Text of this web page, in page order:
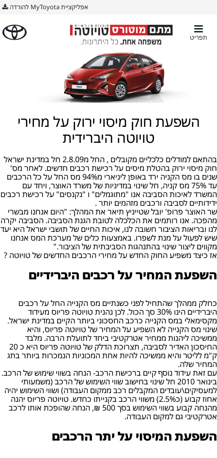
אפליקציית MyToyota להורדה
תפריט
השפעת חוק מיסוי ירוק על מחירי
טויוטה היברידית
בהתאם למודלים כלכליים מקובלים , החל מ2.8.09 חל במדינת ישראל
חוק מיסוי ירוק בהטלת מיסים על רכישת רכבים חדשים. לאחר מס'
שנים בו מס הקניה ירד באופן ליניארי מ94% מס החל על כל הרכבים
עד 75% מס קניה, חל שינוי במדיניות של משרד האוצר, ויחד עם
המשרד לאיכות הסביבה אנו "מתוגמלים" ו "נקנסים" על רכישת רכבים
ידידותיים לסביבה ורכבים מזהמים יותר .
שר האוצר פרופ' יובל שטייניץ תיאר את המהלך: "היום אנחנו מבשרי
מהפכה. אנו רותמים את הכלכלה לטובת הגנת הסביבה. הסביבה יקרה
לנו ובריאות הציבור חשובה לנו, איכות החיים של תושבי ישראל היא יעד
שיש לפעול על מנת לשפרו. באמצעות כלים של מערכת המס אנחנו
מקווים ליצור שינוי בהתנהגות הסביבתית של הציבור."
אז כיצד משפיע החוק החדש על מחירי הרכבים החדשים של טויוטה ?
השפעת המחיר על רכבים היברידיים
כחלק ממהלך שהתחיל לפני כשנתיים מס הקנייה החל על רכבים
היברידיים הינו 30% סך הכול. לכן נהנית טויוטה פריוס מעידוד
מקסימאלי במס הקנייה כרכב החסכוני ביותר הקיים במדינת ישראל.
שינוי מס הקנייה לא השפיע על המחיר של טויוטה פריוס, והיא
ממשיכה ליהנות ממחיר אטרקטיבי ביחד לתועלת הרבה. מלבד
החיסכון האדיר לסביבה, תצרוכת הדלק של טויוטה פריוס היא כ 20
ק"מ לליטר והיא ממשיכה להיות אחת המכוניות הנמכרות ביותר בתג
המחיר שלה.
עם זאת עידוד נוסף קיים ברכישת הרכב- הנחה בשווי שימוש של הרכב.
בינואר 2010 חל שינוי בחישוב שווי השימוש של הרכב (משמעותי
למעסיקים\עובדים המקבלים רכב ממקום העבודה) ושווי השימוש יהיה
אחוז קבוע (כ2.5%) משווי הרכב בקנייתו כחדש. טויוטה פריוס יהנה
מהנחה קבוע בשווי השימוש בסך 500 ₪, הנחה שהופכת אותו לרכב
אטרקטיבי גם למקום העבודה.
השפעת המיסוי על יתר הרכבים